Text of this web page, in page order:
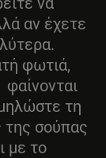
αν έχετε
φωτιά,
τη
της σούπας
με το